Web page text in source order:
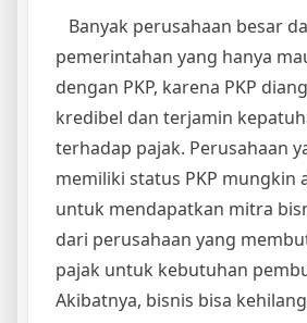
Banyak perusahaan besar
pemerintahan yang hanya
dengan PKP, karena PKP
kredibel dan terjamin
terhadap pajak. Perusahaan
memiliki status PKP mungkin
untuk mendapatkan mitra
dari perusahaan yang
pajak untuk kebutuhan
Akibatnya, bisnis bisa